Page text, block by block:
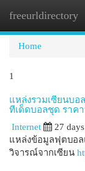
freeurldirectory
Home
1
แหล่งรวมเซียนบอ
ทีเด็ดบอลชุด ราค
Internet 27
แหล่งข้อมูลฟุตบอล
วิจารณ์จากเซียน